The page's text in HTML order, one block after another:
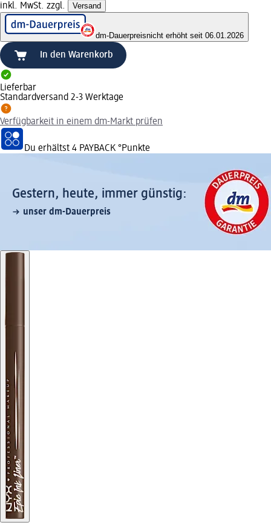
inkl. MwSt. zzgl. Versand
dm-Dauerpreisnicht erhöht seit 06.01.2026
In den Warenkorb
Lieferbar
Standardversand 2-3 Werktage
Verfügbarkeit in einem dm-Markt prüfen
Du erhältst 4 PAYBACK °Punkte
Gestern, heute, immer günstig:
unser dm-Dauerpreis